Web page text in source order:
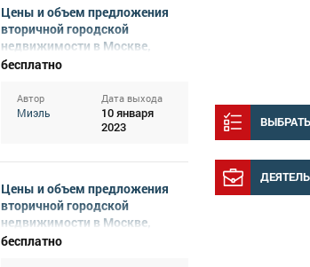
Цены и объем предложения
вторичной городской
недвижимости в Москве,
декабрь 2022
бесплатно
Автор
Миэль
Дата выхода
10 января
2023
Цены и объем предложения
вторичной городской
недвижимости в Москве,
ноябрь 2022
бесплатно